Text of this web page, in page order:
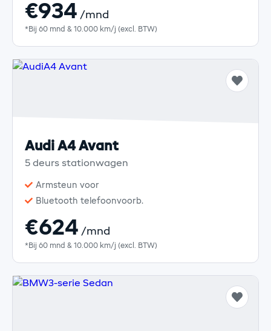
€934 /mnd
*Bij 60 mnd & 10.000 km/j (excl. BTW)
Audi A4 Avant
5 deurs stationwagen
Armsteun voor
Bluetooth telefoonvoorb.
€624 /mnd
*Bij 60 mnd & 10.000 km/j (excl. BTW)